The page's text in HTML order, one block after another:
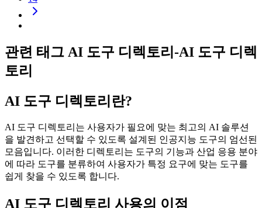
관련 태그 AI 도구 디렉토리-AI 도구 디렉
토리
AI 도구 디렉토리란?
AI 도구 디렉토리는 사용자가 필요에 맞는 최고의 AI 솔루션
을 발견하고 선택할 수 있도록 설계된 인공지능 도구의 엄선된
모음입니다. 이러한 디렉토리는 도구의 기능과 산업 응용 분야
에 따라 도구를 분류하여 사용자가 특정 요구에 맞는 도구를
쉽게 찾을 수 있도록 합니다.
AI 도구 디렉토리 사용의 이점